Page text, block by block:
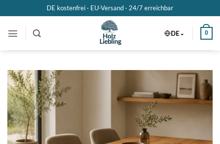
Inhalt
DE kostenfrei · EU-Versand · 24/7 erreichbar
DE 0